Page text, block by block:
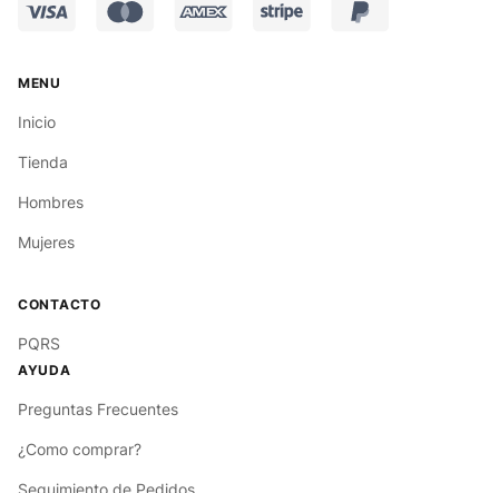
Inicio
Tienda
Hombres
Mujeres
PQRS
Preguntas Frecuentes
¿Como comprar?